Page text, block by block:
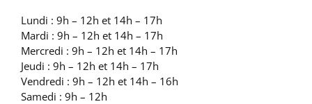
Lundi : 9h – 12h et 14h – 17h
Mardi : 9h – 12h et 14h – 17h
Mercredi : 9h – 12h et 14h – 17h
Jeudi : 9h – 12h et 14h – 17h
Vendredi : 9h – 12h et 14h – 16h
Samedi : 9h – 12h